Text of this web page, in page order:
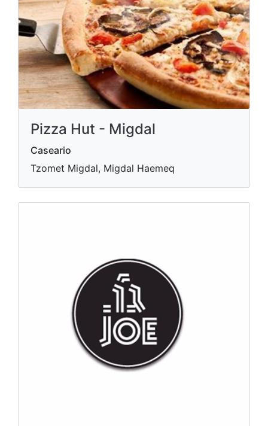
Pizza Hut - Migdal
Caseario
Tzomet Migdal, Migdal Haemeq